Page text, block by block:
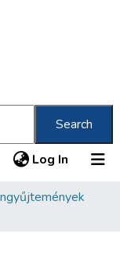
Search
Log In (current)